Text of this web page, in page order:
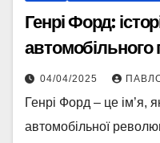
Генрі Форд:
автомобільного
04/04/2025
Генрі Форд – це ім’я,
автомобільної